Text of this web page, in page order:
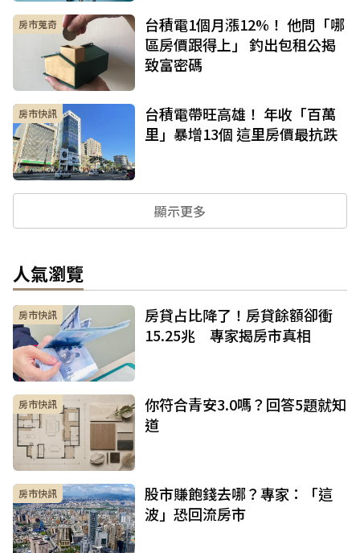
房市蒐奇
台積電1個月漲12%！ 他問「哪
區房價跟得上」 釣出包租公揭
致富密碼
房市快訊
台積電帶旺高雄！ 年收「百萬
里」暴增13個 這里房價最抗跌
顯示更多
人氣瀏覽
房市快訊
房貸占比降了！房貸餘額卻衝
15.25兆 專家揭房市真相
房市快訊
你符合青安3.0嗎？回答5題就知
道
房市快訊
股市賺飽錢去哪？專家：「這
波」恐回流房市